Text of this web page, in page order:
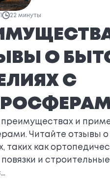
22 минуты
О
С
преимуществах и
Читайте отзывы о
таких как
и